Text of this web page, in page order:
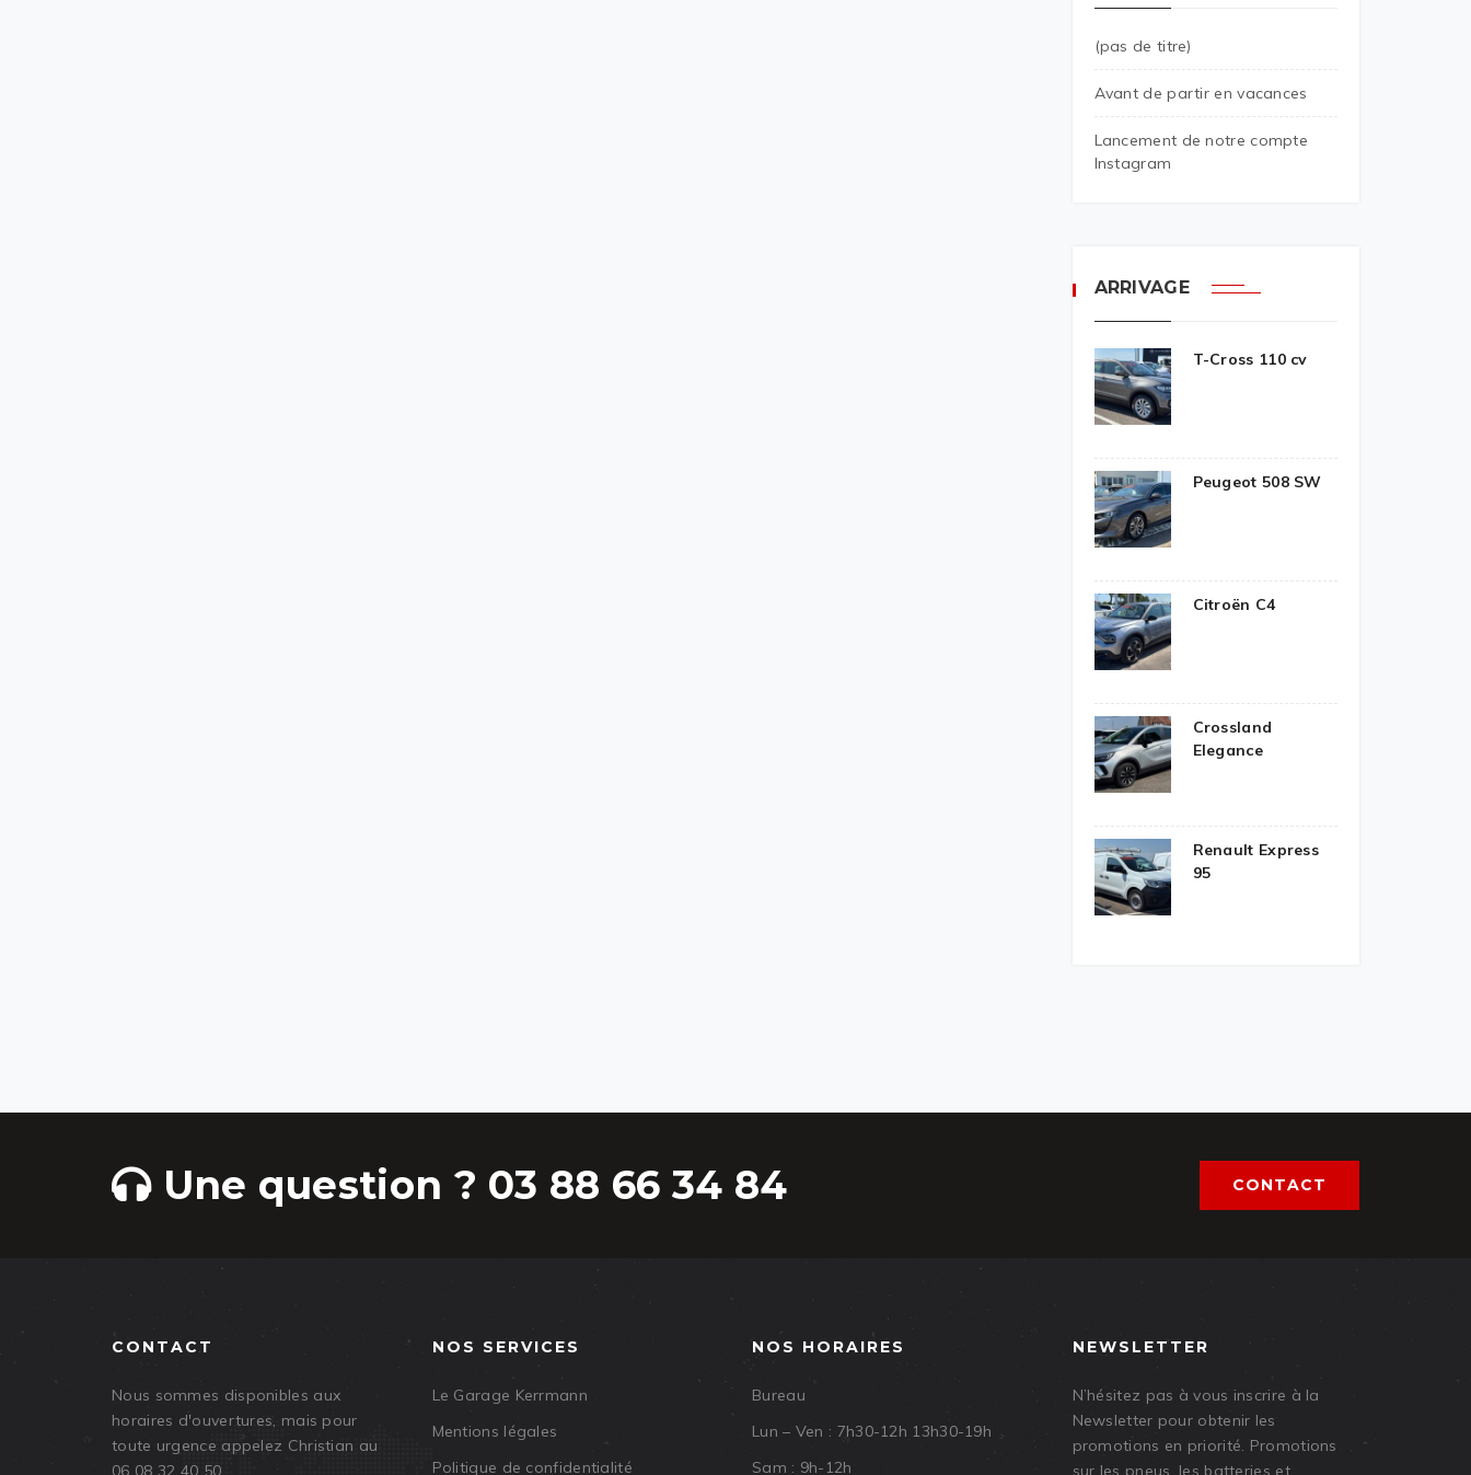
(pas de titre)
Avant de partir en vacances
Lancement de notre compte
Instagram
ARRIVAGE
T-Cross 110 cv
Peugeot 508 SW
Citroën C4
Crossland
Elegance
Renault Express
95
Une question ? 03 88 66 34 84 CONTACT
CONTACT
Nous sommes disponibles aux
horaires d'ouvertures, mais pour
toute urgence appelez Christian au
06 08 32 40 50
NOS SERVICES
Le Garage Kerrmann
Mentions légales
Politique de confidentialité
NOS HORAIRES
Bureau
Lun – Ven : 7h30-12h 13h30-19h
Sam : 9h-12h
NEWSLETTER
N’hésitez pas à vous inscrire à la
Newsletter pour obtenir les
promotions en priorité. Promotions
sur les pneus, les batteries et